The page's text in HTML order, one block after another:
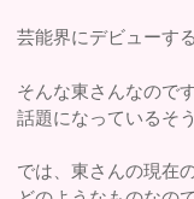
芸能界にデビューす
そんな東さんなので
話題になっているそ
では、東さんの現在